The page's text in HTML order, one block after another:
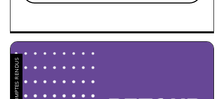
COMPTES RENDUS